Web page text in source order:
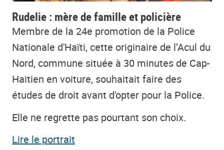
Rudelie : mère de famille et policière
Membre de la 24e promotion de la Police
Nationale d'Haïti, cette originaire de l’Acul du
Nord, commune située à 30 minutes de Cap-
Haitien en voiture, souhaitait faire des
études de droit avant d'opter pour la Police.
Elle ne regrette pas pourtant son choix.
Lire le portrait